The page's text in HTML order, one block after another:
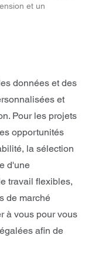
et un
données et des
et
Pour les projets
opportunités
la sélection
d'une
travail flexibles,
de marché
à vous pour vous
afin de